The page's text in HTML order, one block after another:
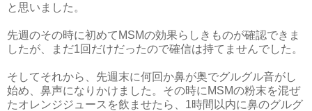
と思いました。
先週のその時に初めてMSMの効果らしきものが確認できま
したが、まだ1回だけだったので確信は持てませんでした。
そしてそれから、先週末に何回か鼻が奥でグルグル音がし
始め、鼻声になりかけました。その時にMSMの粉末を混ぜ
たオレンジジュースを飲ませたら、1時間以内に鼻のグルグ